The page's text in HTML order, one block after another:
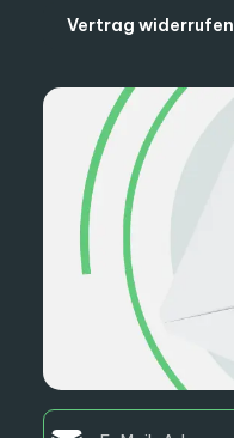
Vertrag widerrufen
E-Mail-Adresse*